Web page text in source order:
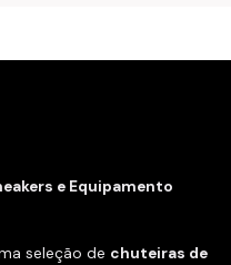
e Equipamento
seleção de chuteiras de